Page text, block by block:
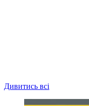
Дивитись всі